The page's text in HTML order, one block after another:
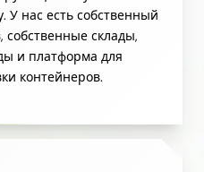
нас есть собственный
собственные склады,
и платформа для
контейнеров.